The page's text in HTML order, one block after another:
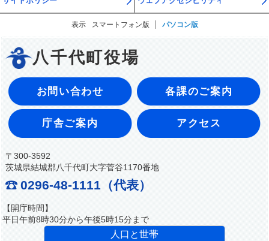
表示 スマートフォン版 パソコン版
八千代町役場
お問い合わせ 各課のご案内
庁舎ご案内 アクセス
〒300-3592
茨城県結城郡八千代町大字菅谷1170番地
0296-48-1111（代表）
【開庁時間】
平日午前8時30分から午後5時15分まで